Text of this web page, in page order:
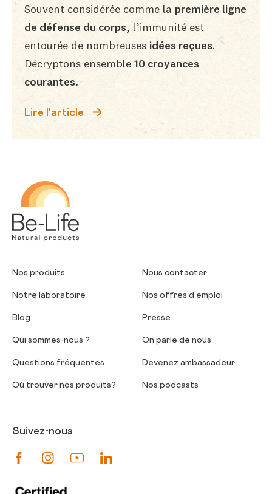
Souvent considérée comme la première ligne
de défense du corps, l’immunité est
entourée de nombreuses idées reçues.
Décryptons ensemble 10 croyances
courantes.
Lire l'article
Nos produits
Notre laboratoire
Blog
Qui sommes-nous ?
Questions fréquentes
Où trouver nos produits?
Nous contacter
Nos offres d’emploi
Presse
On parle de nous
Devenez ambassadeur
Nos podcasts
Suivez-nous
Suivez-nous sur Facebook
Suivez-nous sur Instagram
Suivez-nous sur Youtube